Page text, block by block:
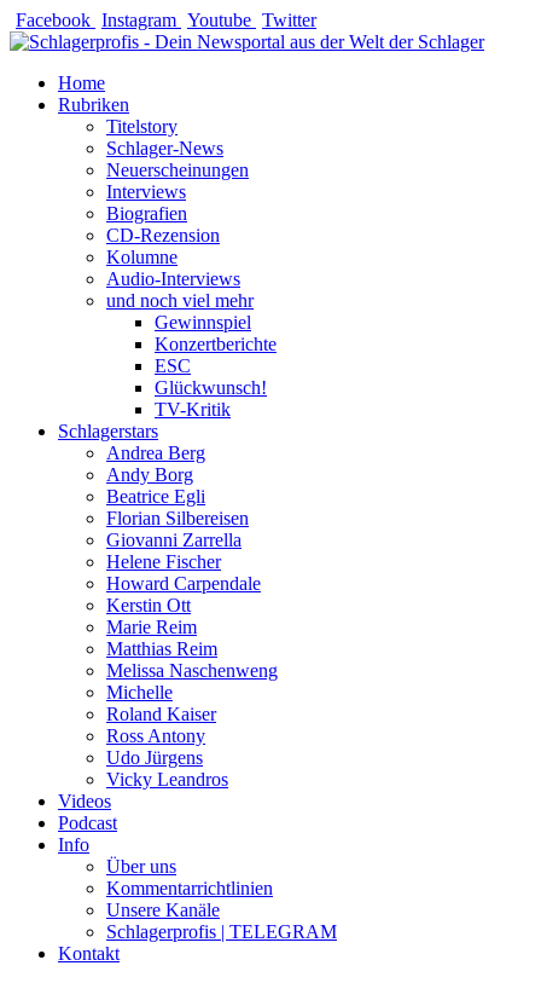
Zum
Inhalt
Facebook Instagram Youtube Twitter
Home
Rubriken
Titelstory
Schlager-News
Neuerscheinungen
Interviews
Biografien
CD-Rezension
Kolumne
Audio-Interviews
und noch viel mehr
Gewinnspiel
Konzertberichte
ESC
Glückwunsch!
TV-Kritik
Schlagerstars
Andrea Berg
Andy Borg
Beatrice Egli
Florian Silbereisen
Giovanni Zarrella
Helene Fischer
Howard Carpendale
Kerstin Ott
Marie Reim
Matthias Reim
Melissa Naschenweng
Michelle
Roland Kaiser
Ross Antony
Udo Jürgens
Vicky Leandros
Videos
Podcast
Info
Über uns
Kommentarrichtlinien
Unsere Kanäle
Schlagerprofis | TELEGRAM
Kontakt